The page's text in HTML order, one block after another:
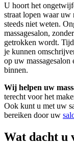
U hoort het
straat lopen waar uw
steeds niet weten.
massagesalon,
getrokken wordt.
je kunnen
op uw
binnen.
Wij helpen uw
terecht voor het
Ook kunt u met uw
bereiken door uw
Wat dacht u